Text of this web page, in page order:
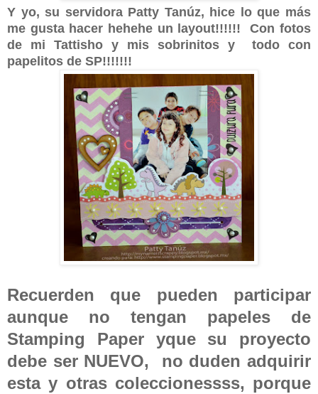
Y yo, su servidora Patty Tanúz, hice lo que más
me gusta hacer hehehe un layout!!!!!! Con fotos
de mi Tattisho y mis sobrinitos y todo con
papelitos de SP!!!!!!!
Recuerden que pueden participar
aunque no tengan papeles de
Stamping Paper yque su proyecto
debe ser NUEVO, no duden adquirir
esta y otras coleccionessss, porque